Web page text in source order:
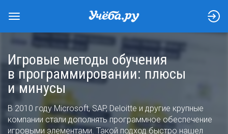
Игровые методы обучения
в программировании: плюсы
и минусы
В 2010 году Microsoft, SAP, Deloitte и другие крупные
компании стали дополнять программное обеспечение
игровыми элементами. Такой подход быстро нашел